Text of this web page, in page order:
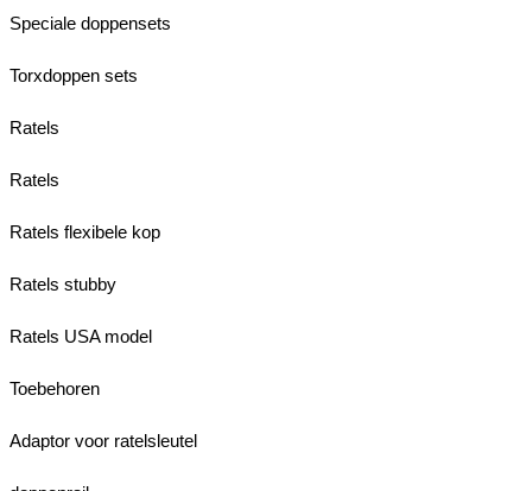
Speciale doppensets
Torxdoppen sets
Ratels
Ratels
Ratels flexibele kop
Ratels stubby
Ratels USA model
Toebehoren
Adaptor voor ratelsleutel